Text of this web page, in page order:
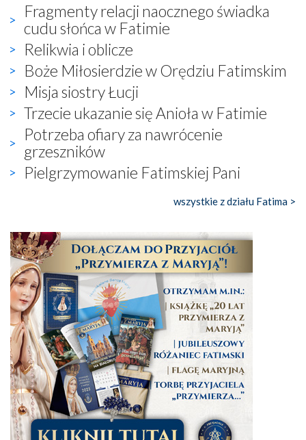
Fragmenty relacji naocznego świadka
cudu słońca w Fatimie
Relikwia i oblicze
Boże Miłosierdzie w Orędziu Fatimskim
Misja siostry Łucji
Trzecie ukazanie się Anioła w Fatimie
Potrzeba ofiary za nawrócenie
grzeszników
Pielgrzymowanie Fatimskiej Pani
wszystkie z działu Fatima >